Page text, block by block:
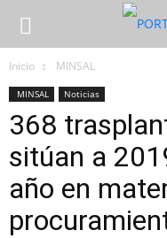
Inicio MINSAL
MINSAL Noticias
368
sitúan a
año en